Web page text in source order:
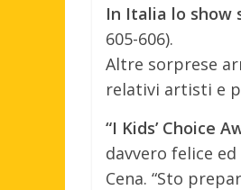
In Italia lo show
605-606).
Altre sorprese
relativi artisti e
“I Kids’ Choice
davvero felice
Cena. “Sto